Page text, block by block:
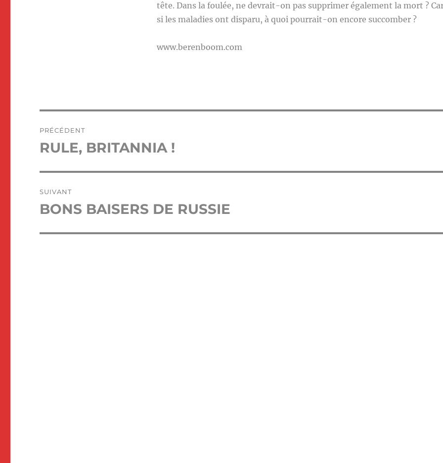
tête. Dans la foulée, ne devrait-on pas supprimer également la mort ?
si les maladies ont disparu, à quoi pourrait-on encore succomber ?
www.berenboom.com
de
PRÉCÉDENT
Publication
RULE, BRITANNIA !
SUIVANT
Publication
BONS BAISERS DE RUSSIE